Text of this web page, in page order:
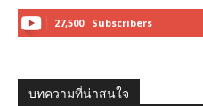
27,500 Subscribers
บทความที่น่าสนใจ